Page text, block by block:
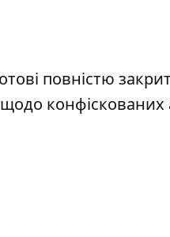
повністю
конфіскованих